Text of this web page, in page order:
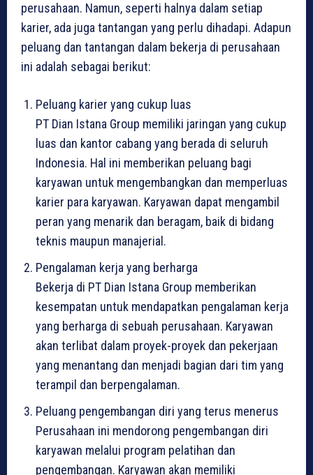
perusahaan. Namun, seperti halnya dalam setiap
karier, ada juga tantangan yang perlu dihadapi. Adapun
peluang dan tantangan dalam bekerja di perusahaan
ini adalah sebagai berikut:
Peluang karier yang cukup luas
PT Dian Istana Group memiliki jaringan yang cukup
luas dan kantor cabang yang berada di seluruh
Indonesia. Hal ini memberikan peluang bagi
karyawan untuk mengembangkan dan memperluas
karier para karyawan. Karyawan dapat mengambil
peran yang menarik dan beragam, baik di bidang
teknis maupun manajerial.
Pengalaman kerja yang berharga
Bekerja di PT Dian Istana Group memberikan
kesempatan untuk mendapatkan pengalaman kerja
yang berharga di sebuah perusahaan. Karyawan
akan terlibat dalam proyek-proyek dan pekerjaan
yang menantang dan menjadi bagian dari tim yang
terampil dan berpengalaman.
Peluang pengembangan diri yang terus menerus
Perusahaan ini mendorong pengembangan diri
karyawan melalui program pelatihan dan
pengembangan. Karyawan akan memiliki